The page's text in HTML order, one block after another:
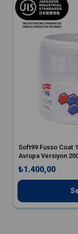
Soft99 Fusso Coat
Avrupa Versiyon
₺1.400,00